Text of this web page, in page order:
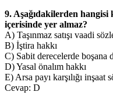
9. Aşağıdakilerden
içerisinde yer almaz?
A) Taşınmaz satışı vaadi
B) İştira hakkı
C) Sabit derecelerde boşana
D) Yasal önalım hakkı
E) Arsa payı karşılığı inşaat
Cevap: D